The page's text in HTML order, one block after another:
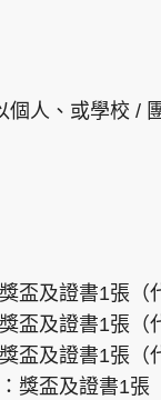
個人、或學校 /
盃及證書1張（
盃及證書1張（
盃及證書1張（
獎盃及證書1張